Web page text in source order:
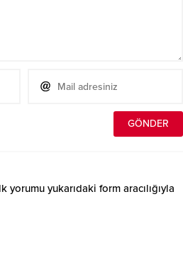
yorumu yukarıdaki form aracılığıyla